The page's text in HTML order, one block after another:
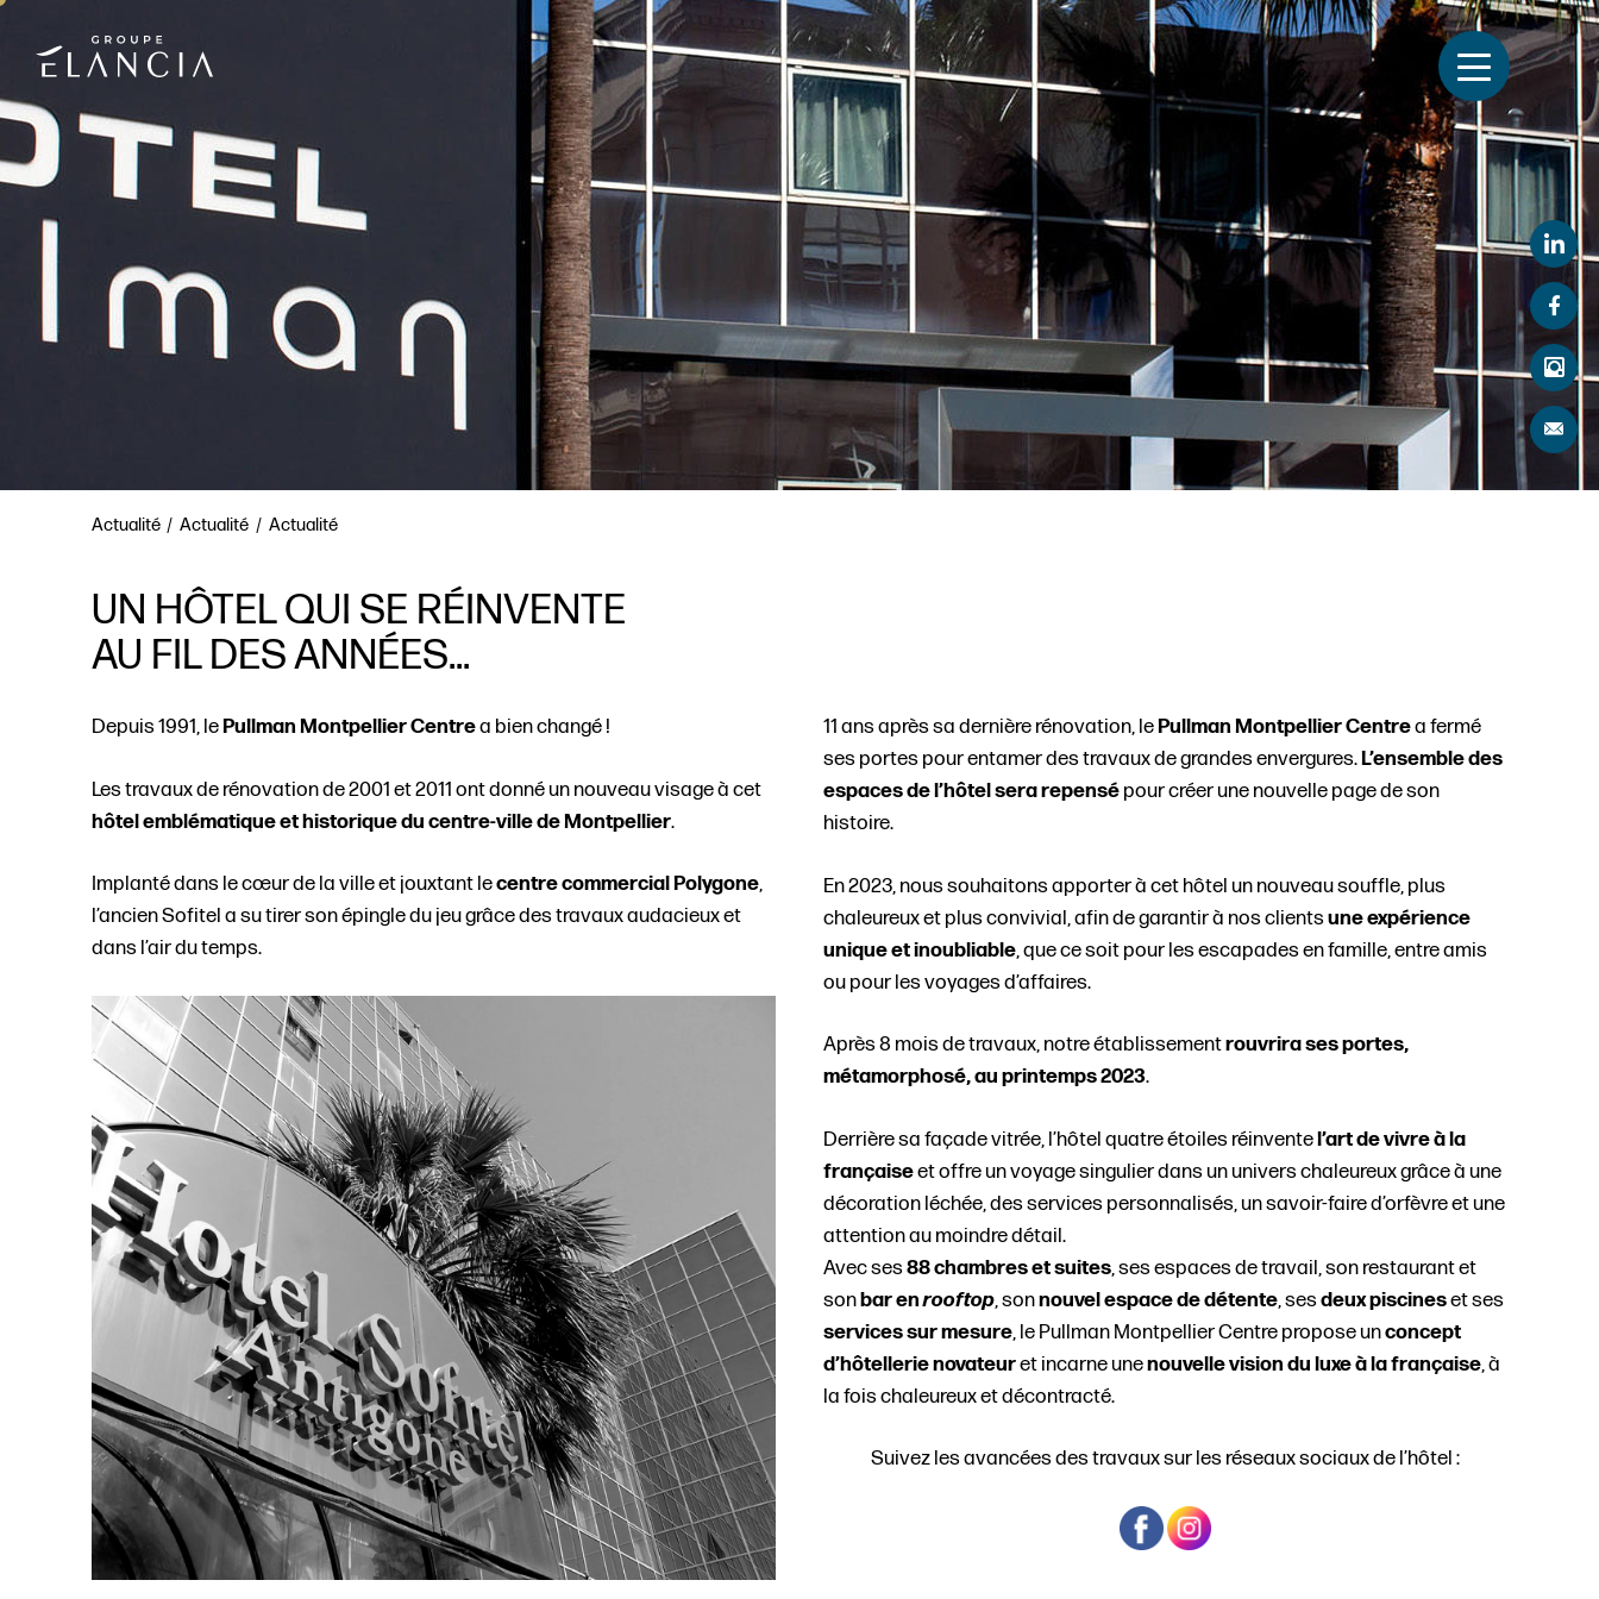
Actualité Actualité Actualité
UN HÔTEL QUI SE RÉINVENTE
AU FIL DES ANNÉES...
Depuis 1991, lePullman Montpellier Centrea bien changé !
Les travaux de rénovation de 2001 et 2011 ont donné un nouveau visage à cet
hôtel emblématique et historique du centre-ville de Montpellier.
Implanté dans le cœur de la ville et jouxtant lecentre commercial Polygone,
l’ancien Sofitel a su tirer son épingle du jeu grâce des travaux audacieux et
dans l’air du temps.
11 ans après sa dernière rénovation, lePullman Montpellier Centrea fermé
ses portes pour entamer des travaux de grandes envergures.L’ensemble des
espaces de l’hôtel sera repensé pour créer une nouvelle page de son
histoire.
En 2023, nous souhaitons apporter à cet hôtel un nouveau souffle, plus
chaleureux et plus convivial, afin de garantir à nos clientsune expérience
unique et inoubliable, que ce soit pour les escapades en famille, entre amis
ou pour les voyages d’affaires.
Après 8 mois de travaux, notre établissementrouvrira ses portes,
métamorphosé, au printemps 2023.
Derrière sa façade vitrée, l’hôtel quatre étoiles réinventel’art de vivre à la
françaiseet offre un voyage singulier dans un univers chaleureux grâce à une
décoration léchée, des services personnalisés, un savoir-faire d’orfèvre et une
attention au moindre détail.
Avec ses88 chambres et suites, ses espaces de travail, son restaurant et
sonbar enrooftop, sonnouvel espace de détente, sesdeux piscineset ses
services sur mesure, le Pullman Montpellier Centre propose unconcept
d’hôtellerie novateuret incarne unenouvelle vision du luxe à la française, à
la fois chaleureux et décontracté.
Suivez les avancées des travaux sur les réseaux sociaux de l’hôtel :